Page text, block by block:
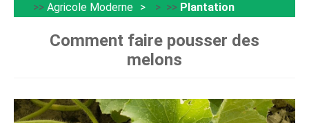
>> Agricole Moderne > >> Plantation
Comment faire pousser des
melons